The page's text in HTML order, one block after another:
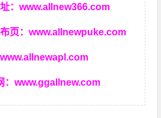
：www.allnew366.com
页：www.allnewpuke.com
www.allnewapl.com
：www.ggallnew.com